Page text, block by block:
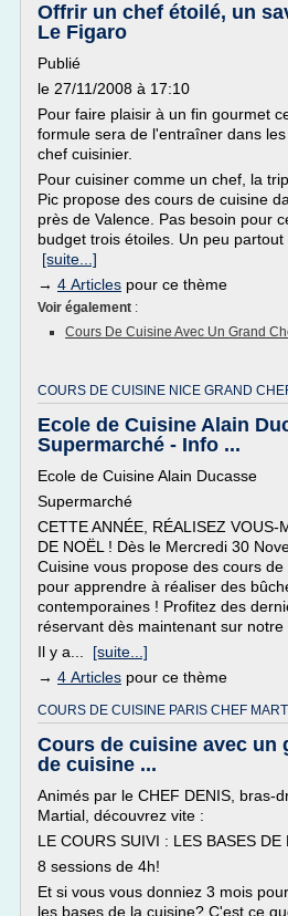
Offrir un chef étoilé, un
Le Figaro
Publié
le 27/11/2008 à 17:10
Pour faire plaisir à un fin gourmet
formule sera de l'entraîner dans
chef cuisinier.
Pour cuisiner comme un chef, la
Pic propose des cours de cuisine
près de Valence. Pas besoin pour
budget trois étoiles. Un peu partout
[suite...]
→ 4 Articles pour ce thème
Voir également :
Cours De Cuisine Avec Un Grand
COURS DE CUISINE NICE GRAND
Ecole de Cuisine Alain
Supermarché - Info ...
Ecole de Cuisine Alain Ducasse
Supermarché
CETTE ANNÉE, RÉALISEZ VOUS-
DE NOËL ! Dès le Mercredi 30
Cuisine vous propose des cours
pour apprendre à réaliser des
contemporaines ! Profitez des
réservant dès maintenant sur
Il y a... [suite...]
→ 4 Articles pour ce thème
COURS DE CUISINE PARIS CHEF
Cours de cuisine avec un
de cuisine ...
Animés par le CHEF DENIS, bras-
Martial, découvrez vite :
LE COURS SUIVI : LES BASES DE
8 sessions de 4h!
Et si vous vous donniez 3 mois
les bases de la cuisine? C'est ce